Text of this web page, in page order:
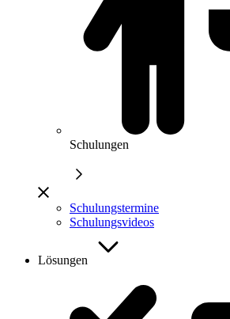
Schulungen
Schulungstermine
Schulungsvideos
Lösungen